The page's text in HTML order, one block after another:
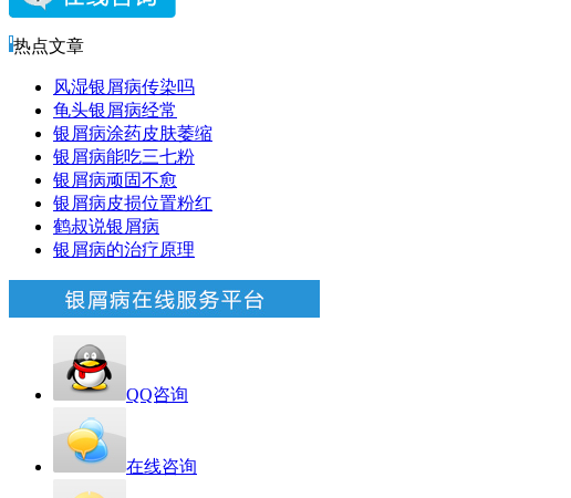
热点文章
风湿银屑病传染吗
龟头银屑病经常
银屑病涂药皮肤萎缩
银屑病能吃三七粉
银屑病顽固不愈
银屑病皮损位置粉红
鹤叔说银屑病
银屑病的治疗原理
QQ咨询
在线咨询